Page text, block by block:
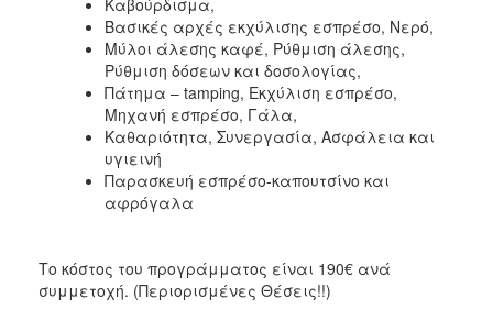
Βασικές αρχές εκχύλισης εσπρέσο, Νερό,
Μύλοι άλεσης καφέ, Ρύθμιση άλεσης,
Ρύθμιση δόσεων και δοσολογίας,
Πάτημα – tamping, Εκχύλιση εσπρέσο,
Μηχανή εσπρέσο, Γάλα,
Καθαριότητα, Συνεργασία, Ασφάλεια και
υγιεινή
Παρασκευή εσπρέσο-καπουτσίνο και
αφρόγαλα
Το κόστος του προγράμματος είναι 190€ ανά
συμμετοχή. (Περιορισμένες Θέσεις!!)